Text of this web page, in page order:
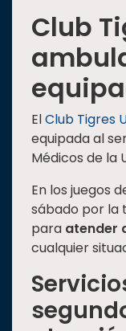
Club
ElClub Tigres
equipada al
Médicos de la
En los juegos
sábado por la
para atender
cualquier